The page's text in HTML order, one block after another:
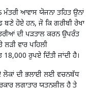
ਆਵਾਸ ਯੋਜਨਾ ਤਹਿਤ ਉਨਾਂ
ਬਣੇ ਹੋਏ ਹਨ, ਜੋ ਕਿ ਗਰੀਬੀ ਰੇਖਾ
ਦੀ ਪੜਤਾਲ ਕਰਨ ਉਪਰੰਤ
ਵਾਰ ਪਹਿਲੀ
ਰੁਪਏ ਦਿੱਤੀ ਜਾਂਦੀ ਹੈ।
ਲੋਕਾਂ ਦੀ ਭਲਾਈ ਲਈ ਵਚਨਬੱਧ
ਲਗਾਤਾਰ ਯਤਨਸ਼ੀਲ ਹੈ ਤੇ